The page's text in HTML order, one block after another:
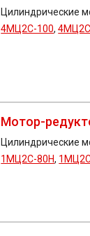
Цилиндрические
4МЦ2С-100,
Мотор-
Цилиндрические
1МЦ2С-80Н,